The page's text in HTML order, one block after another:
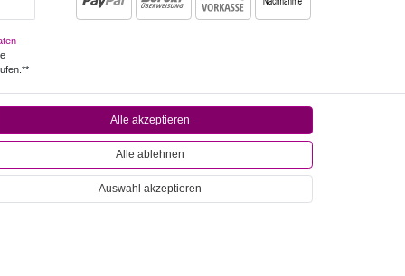
Alle akzeptieren
Alle ablehnen
Auswahl akzeptieren